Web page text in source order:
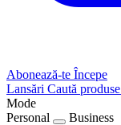
Abonează-te Începe
Lansări Caută produse
Mode
Personal
Business